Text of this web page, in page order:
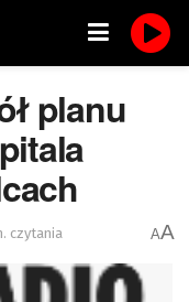
planu
czytania AA